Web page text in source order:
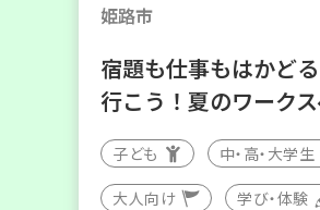
姫路市
宿題も仕事もはか
行こう！夏のワーク
子ども 中・高・大学生
大人向け 学び・体験